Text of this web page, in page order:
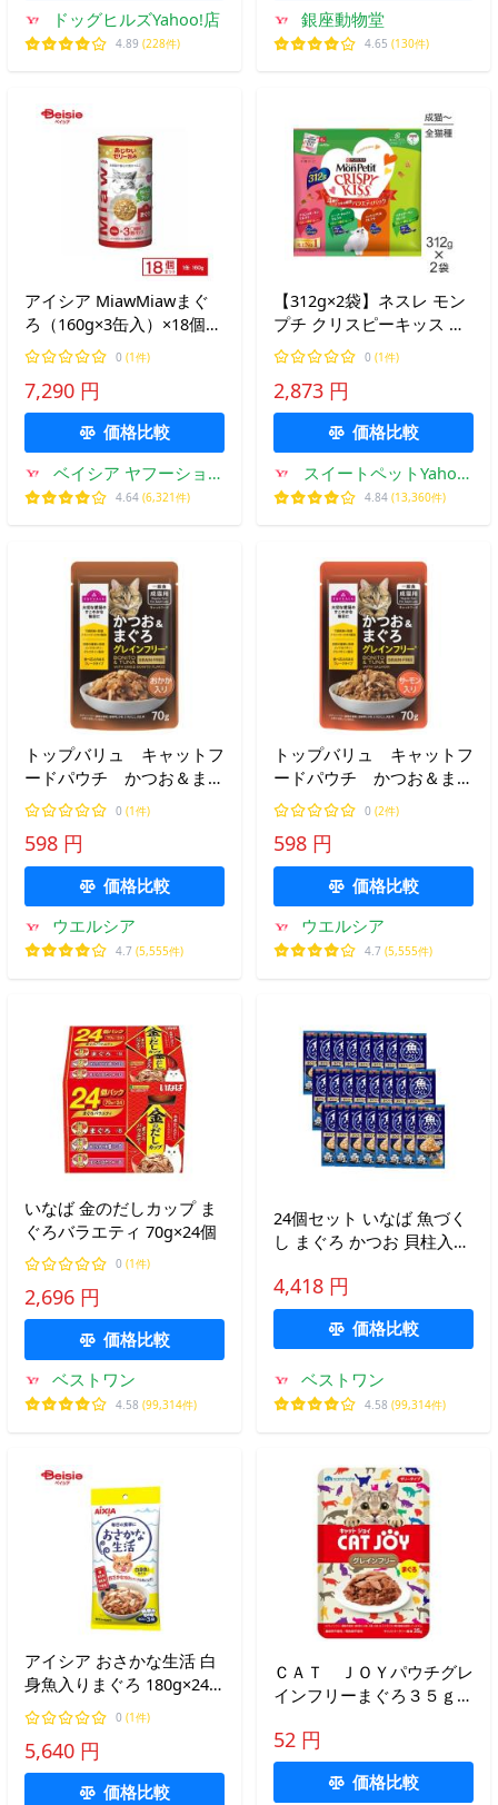
ドッグヒルズYahoo!店
4.89 (228件)
銀座動物堂
4.65 (130件)
アイシア MiawMiawまぐ
ろ（160g×3缶入）×18個
ペット | MiawMiaw ミャ
ウミャウ 猫 キャットフー
ド ウェット 缶詰 まぐろ
アイシア 3缶 まとめ買い
0 (1件)
7,290 円
価格比較
ベイシア ヤフーショッ
プ
4.64 (6,321件)
【312g×2袋】ネスレ モン
プチ クリスピーキッス バ
ラエティパック 4種のグリ
ル厳選 (猫・キャット)[正
規品]
0 (1件)
2,873 円
価格比較
スイートペットYahoo!
店
4.84 (13,360件)
トップバリュ キャットフ
ードパウチ かつお＆まぐ
ろ グレインフリー おか
か入り 70g×8個セット
0 (1件)
598 円
価格比較
ウエルシア
4.7 (5,555件)
トップバリュ キャットフ
ードパウチ かつお＆まぐ
ろ グレインフリー サー
モン入り 70g×8個セット
0 (2件)
598 円
価格比較
ウエルシア
4.7 (5,555件)
いなば 金のだしカップ ま
ぐろバラエティ 70g×24個
0 (1件)
2,696 円
価格比較
ベストワン
4.58 (99,314件)
24個セット いなば 魚づく
し まぐろ かつお 貝柱入り
4,418 円
価格比較
ベストワン
4.58 (99,314件)
アイシア おさかな生活 白
身魚入りまぐろ 180g×24
個 ペット | おさかな生活
白身魚 まぐろ キャットフ
ード ウェットフード 猫用
180g 24個 まとめ買い
0 (1件)
5,640 円
価格比較
ＣＡＴ ＪＯＹパウチグレ
インフリーまぐろ３５ｇ/
52 円
価格比較